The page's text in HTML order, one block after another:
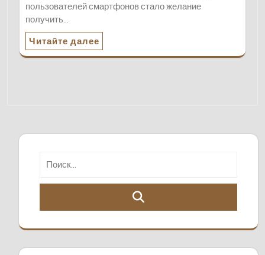
пользователей смартфонов стало желание
получить…
Читайте далее